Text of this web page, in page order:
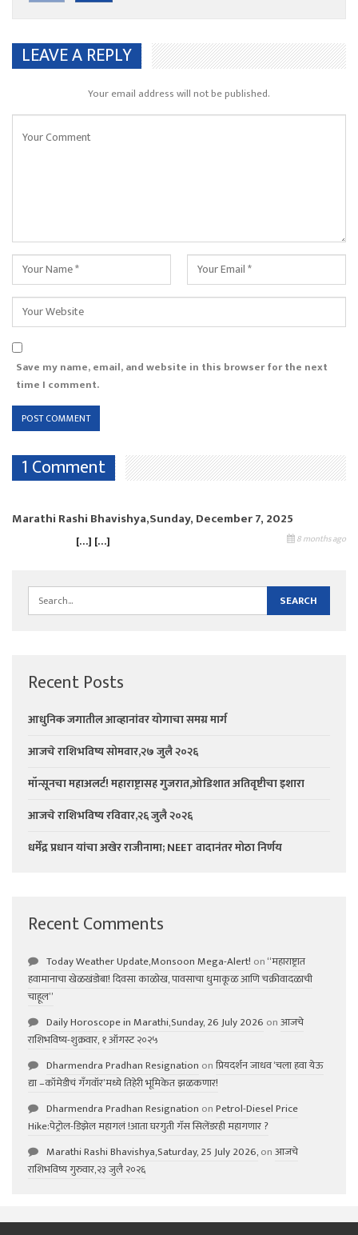
LEAVE A REPLY
Your email address will not be published.
Save my name, email, and website in this browser for the next
time I comment.
1 Comment
Marathi Rashi Bhavishya,Sunday, December 7, 2025
8 months ago
[…] […]
Recent Posts
आधुनिक जगातील आव्हानांवर योगाचा समग्र मार्ग
आजचे राशिभविष्य सोमवार,२७ जुलै २०२६
मॉन्सूनचा महाअलर्ट! महाराष्ट्रासह गुजरात,ओडिशात अतिवृष्टीचा इशारा
आजचे राशिभविष्य रविवार,२६ जुलै २०२६
धर्मेंद्र प्रधान यांचा अखेर राजीनामा; NEET वादानंतर मोठा निर्णय
Recent Comments
Today Weather Update,Monsoon Mega-Alert! on“महाराष्ट्रात
हवामानाचा खेळखंडोबा! दिवसा काळोख, पावसाचा धुमाकूळ आणि चक्रीवादळाची
चाहूल”
Daily Horoscope in Marathi,Sunday, 26 July 2026 onआजचे
राशिभविष्य-शुक्रवार, १ ऑगस्ट २०२५
Dharmendra Pradhan Resignation onप्रियदर्शन जाधव ‘चला हवा येऊ
द्या –कॉमेडीचं गॅंगवॉर’मध्ये तिहेरी भूमिकेत झळकणार!
Dharmendra Pradhan Resignation onPetrol-Diesel Price
Hike:पेट्रोल-डिझेल महागलं !आता घरगुती गॅस सिलेंडरही महागणार ?
Marathi Rashi Bhavishya,Saturday, 25 July 2026,onआजचे
राशिभविष्य गुरुवार,२३ जुलै २०२६